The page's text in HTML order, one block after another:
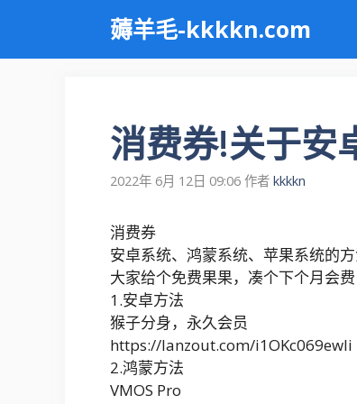
内
薅羊毛-kkkkn.com
消费券!关于安
2022年 6月 12日 09:06 作者 kkkkn
消费券
安卓系统、鸿蒙系统、苹果系统的
大家给个免费果果，凑个下个月会费
1.安卓方法
猴子分身，永久会员
https://lanzout.com/i1OKc069ewli
2.鸿蒙方法
VMOS Pro